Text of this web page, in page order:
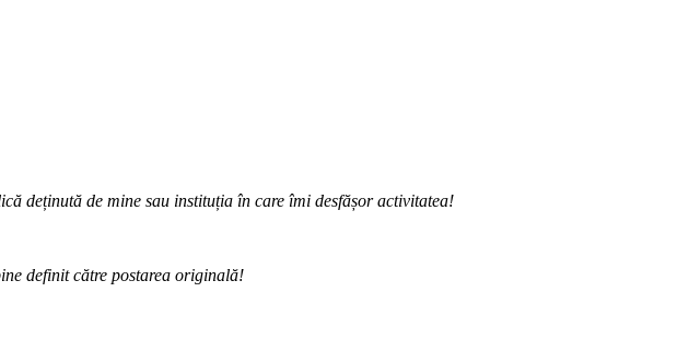
deținută de mine sau instituția în care îmi desfășor activitatea!
definit către postarea originală!